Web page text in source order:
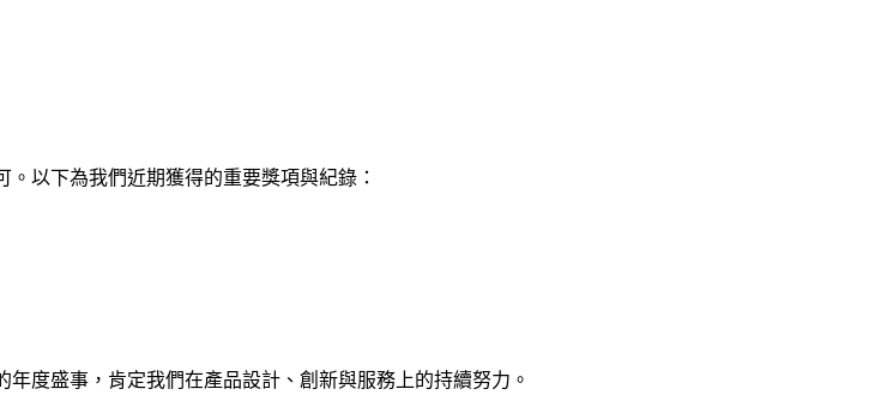
以下為我們近期獲得的重要獎項與紀錄：
度盛事，肯定我們在產品設計、創新與服務上的持續努力。